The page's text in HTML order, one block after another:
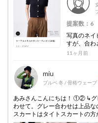
提案数：6
写真のネイ
すが、合わ
11ヶ月前
miu
ブルベ 冬 /骨格ウェーブ
あみさんこんにちは！ ①② ↳グレーのワイドパンツに黒のパンプスを合
わせて。グレー合わせは上品な
スカートはタイトスカートの